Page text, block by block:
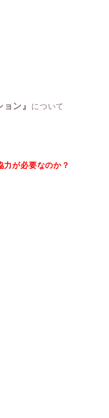
ン』 について
力が必要なのか？